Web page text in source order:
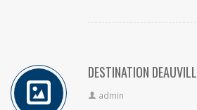
DESTINATION
admin